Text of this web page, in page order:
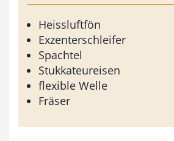
Heissluftfön
Exzenterschleifer
Spachtel
Stukkateureisen
flexible Welle
Fräser